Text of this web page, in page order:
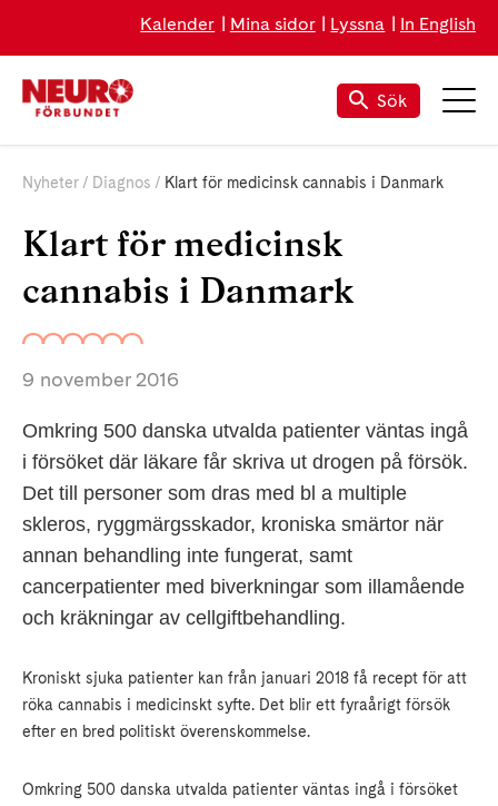
Kalender Mina sidor Lyssna In English
Sök
Nyheter Diagnos Klart för medicinsk cannabis i Danmark
Klart för medicinsk
cannabis i Danmark
9 november 2016
Omkring 500 danska utvalda patienter väntas ingå
i försöket där läkare får skriva ut drogen på försök.
Det till personer som dras med bl a multiple
skleros, ryggmärgsskador, kroniska smärtor när
annan behandling inte fungerat, samt
cancerpatienter med biverkningar som illamående
och kräkningar av cellgiftbehandling.
Kroniskt sjuka patienter kan från januari 2018 få recept för att
röka cannabis i medicinskt syfte. Det blir ett fyraårigt försök
efter en bred politiskt överenskommelse.
Omkring 500 danska utvalda patienter väntas ingå i försöket